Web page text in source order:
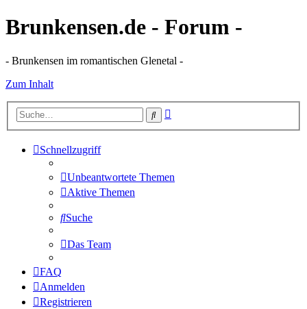
Brunkensen.de - Forum -
- Brunkensen im romantischen Glenetal -
Zum Inhalt
Suche
Schnellzugriff
Unbeantwortete Themen
Aktive Themen
Suche
Das Team
FAQ
Anmelden
Registrieren